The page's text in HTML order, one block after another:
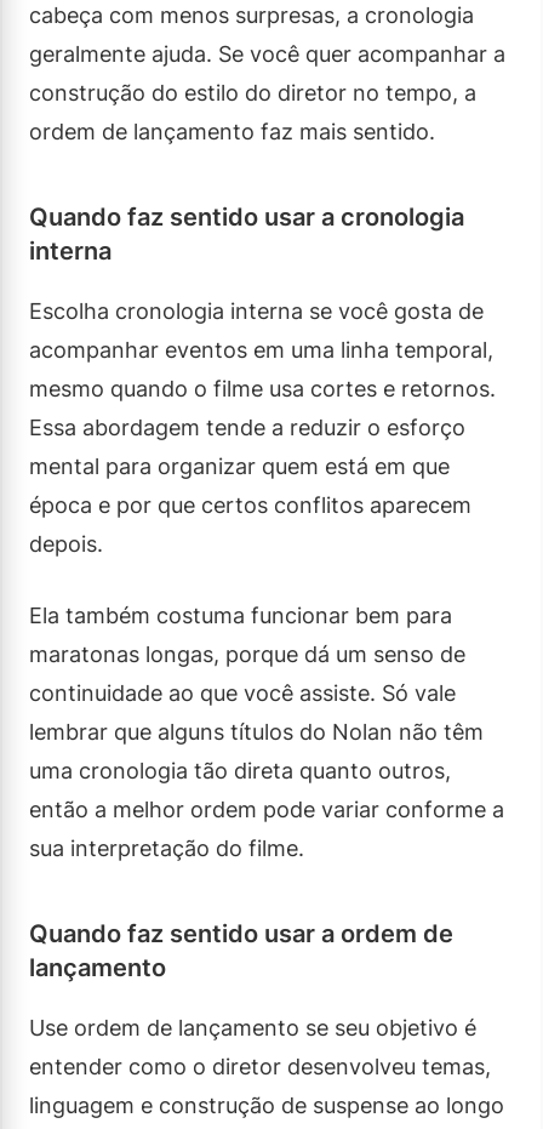
cabeça com menos surpresas, a cronologia
geralmente ajuda. Se você quer acompanhar a
construção do estilo do diretor no tempo, a
ordem de lançamento faz mais sentido.
Quando faz sentido usar a cronologia
interna
Escolha cronologia interna se você gosta de
acompanhar eventos em uma linha temporal,
mesmo quando o filme usa cortes e retornos.
Essa abordagem tende a reduzir o esforço
mental para organizar quem está em que
época e por que certos conflitos aparecem
depois.
Ela também costuma funcionar bem para
maratonas longas, porque dá um senso de
continuidade ao que você assiste. Só vale
lembrar que alguns títulos do Nolan não têm
uma cronologia tão direta quanto outros,
então a melhor ordem pode variar conforme a
sua interpretação do filme.
Quando faz sentido usar a ordem de
lançamento
Use ordem de lançamento se seu objetivo é
entender como o diretor desenvolveu temas,
linguagem e construção de suspense ao longo